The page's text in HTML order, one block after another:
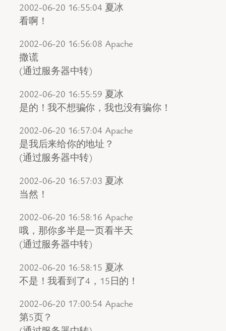
2002-06-20 16:55:04 夏冰
看啊！
2002-06-20 16:56:08 Apache
撒谎
(通过服务器中转)
2002-06-20 16:55:59 夏冰
是的！我不想骗你，我也没有骗你！
2002-06-20 16:57:04 Apache
是我后来给你的地址？
(通过服务器中转)
2002-06-20 16:57:03 夏冰
当然！
2002-06-20 16:58:16 Apache
哦，那你多半是一页看半天
(通过服务器中转)
2002-06-20 16:58:15 夏冰
不是！我看到了4，15日的！
2002-06-20 17:00:54 Apache
第5页？